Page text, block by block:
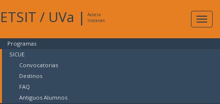
ETSIT / UVa |
Acceso
Intranet
Programas
SICUE
Convocatorias
Destinos
FAQ
Antiguos Alumnos